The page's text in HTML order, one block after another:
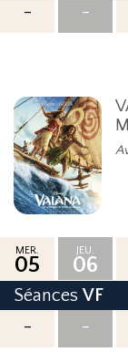
-
-
MER.
05
JEU.
06
Séances VF
-
-